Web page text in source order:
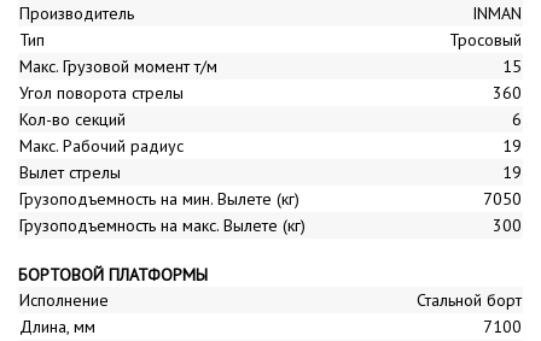
Производитель
INMAN
Тип
Тросовый
Макс. Грузовой момент т/м
15
Угол поворота стрелы
360
Кол-во секций
6
Макс. Рабочий радиус
19
Вылет стрелы
19
Грузоподъемность на мин. Вылете (кг)
7050
Грузоподъемность на макс. Вылете (кг)
300
БОРТОВОЙ ПЛАТФОРМЫ
Исполнение
Стальной борт
Длина, мм
7100